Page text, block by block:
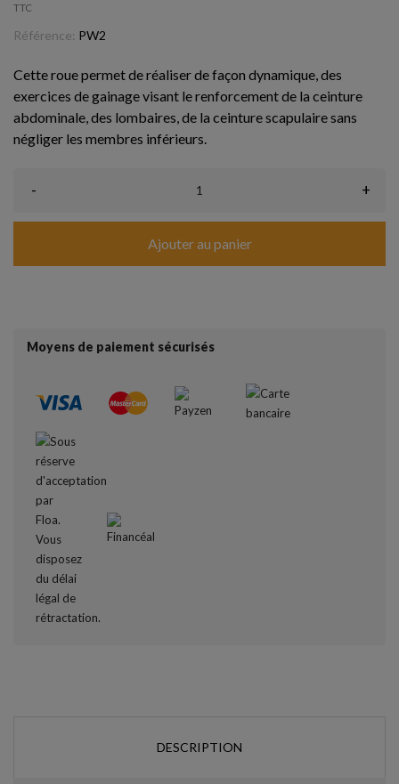
TTC
Référence: PW2
Cette roue permet de réaliser de façon dynamique, des
exercices de gainage visant le renforcement de la ceinture
abdominale, des lombaires, de la ceinture scapulaire sans
négliger les membres inférieurs.
- +
Ajouter au panier
Moyens de paiement sécurisés
DESCRIPTION